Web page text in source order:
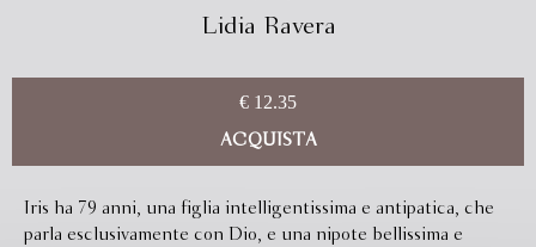
Lidia Ravera
€ 12.35
ACQUISTA
Iris ha 79 anni, una figlia intelligentissima e antipatica, che
parla esclusivamente con Dio, e una nipote bellissima e